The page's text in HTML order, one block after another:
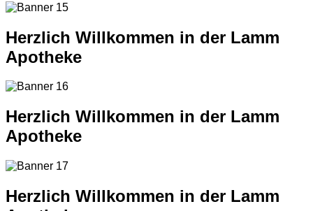
Herzlich Willkommen in der Lamm
Apotheke
Herzlich Willkommen in der Lamm
Apotheke
Herzlich Willkommen in der Lamm